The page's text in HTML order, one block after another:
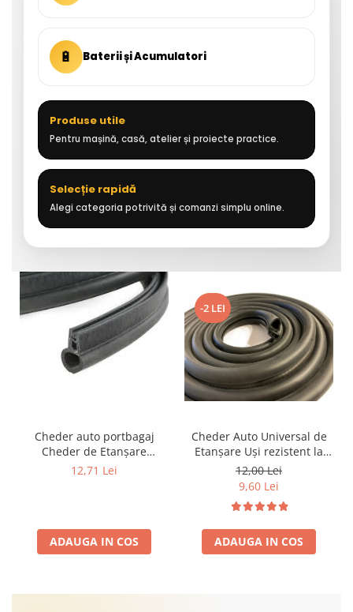
🔋 Baterii și Acumulatori
Produse utile
Pentru mașină, casă, atelier și proiecte practice.
Selecție rapidă
Alegi categoria potrivită și comanzi simplu online.
Cheder auto portbagaj
Cheder de Etanșare
Profesional din Cauciuc -
Liniar
12,71 Lei
ADAUGA IN COS
-2 LEI
Cheder Auto Universal de
Etanșare Uși rezistent la
intemperii, raze UV,
îmbătrânire și temperaturi
extreme
12,00 Lei
9,60 Lei
ADAUGA IN COS